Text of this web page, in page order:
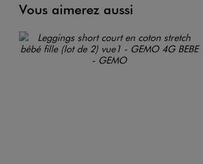
Vous aimerez aussi